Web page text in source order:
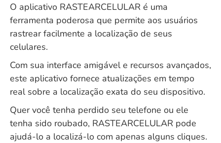
O aplicativo RASTEARCELULAR é uma
ferramenta poderosa que permite aos usuários
rastrear facilmente a localização de seus
celulares.
Com sua interface amigável e recursos avançados,
este aplicativo fornece atualizações em tempo
real sobre a localização exata do seu dispositivo.
Quer você tenha perdido seu telefone ou ele
tenha sido roubado, RASTEARCELULAR pode
ajudá-lo a localizá-lo com apenas alguns cliques.